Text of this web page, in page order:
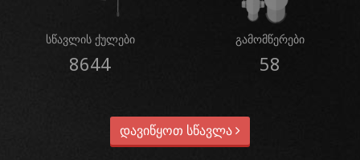
სწავლის ქულები
8644
გამომწერები
58
დავიწყოთ სწავლა